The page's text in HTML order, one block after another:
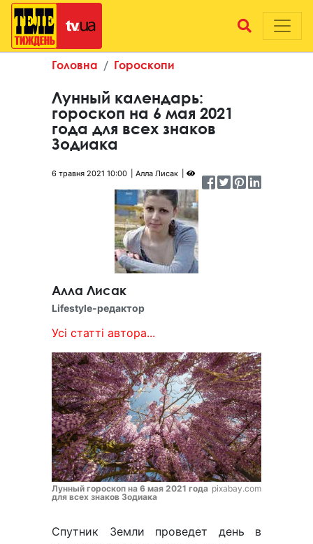
Головна Гороскопи
Лунный календарь:
гороскоп на 6 мая 2021
года для всех знаков
Зодиака
6 травня 2021 10:00 Алла Лисак
Алла Лисак
Lifestyle-редактор
Усі статті автора...
Лунный гороскоп на 6 мая 2021 года
для всех знаков Зодиака
pixabay.com
Спутник Земли проведет день в